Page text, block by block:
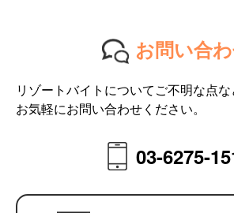
お問い合
リゾートバイトについてご不明な点
お気軽にお問い合わせください。
03-6275-